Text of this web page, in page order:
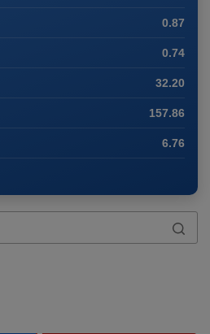
0.87
0.74
32.20
157.86
6.76